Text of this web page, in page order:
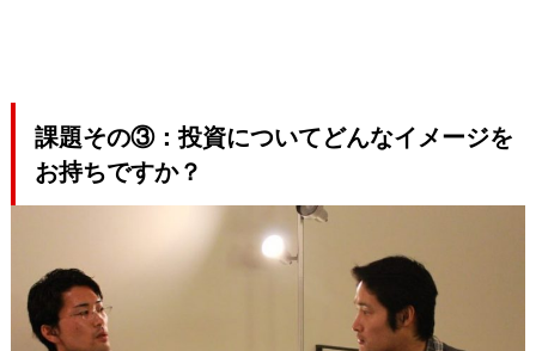
課題その③：投資についてどんなイメージを
お持ちですか？